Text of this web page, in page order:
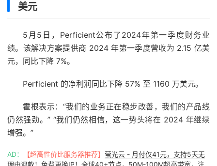
美元
5月5日，Perficient公布了2024年第一季度财务业
绩。该解决方案提供商 2024 年第一季度营收为 2.15 亿美
元，同比下降 7%。
Perficient 的净利润同比下降 57% 至 1160 万美元。
霍根表示：“我们的业务正在稳步改善，我们的产品线
仍然强劲。” “我们仍然相信，这一势头将在 2024 年继续
增强。”
AD： 【超高性价比服务器推荐】 萤光云 - 月付仅41元，支持5天无
理由退款！免费更换IP！全球40+节点，50M-100M超高带宽，注